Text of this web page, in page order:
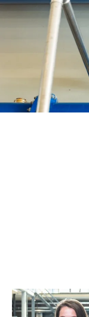
Met een
kiezen voor een
dan over een
je meevoeren
(inter)nationale
Spring in